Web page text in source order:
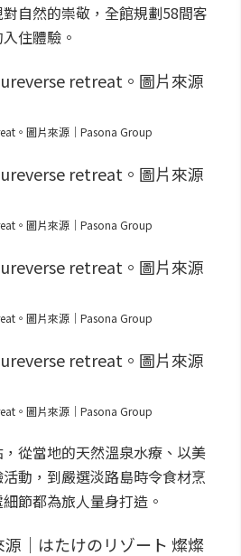
自然的崇敬，全館規劃58間客
住體驗。
。圖片來源｜Pasona Group
。圖片來源｜Pasona Group
。圖片來源｜Pasona Group
。圖片來源｜Pasona Group
從當地的天然溫泉水療、以美
動，到嚴選淡路島時令食材烹
節都為旅人量身打造。